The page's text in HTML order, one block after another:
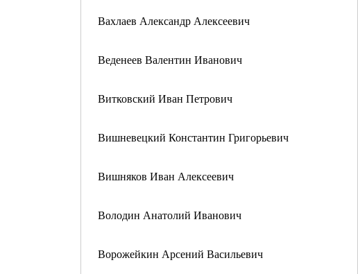
Вахлаев Александр Алексеевич
Веденеев Валентин Иванович
Витковский Иван Петрович
Вишневецкий Константин Григорьевич
Вишняков Иван Алексеевич
Володин Анатолий Иванович
Ворожейкин Арсений Васильевич